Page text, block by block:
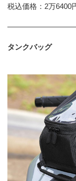
税込価格：2万6400
タンクバッグ